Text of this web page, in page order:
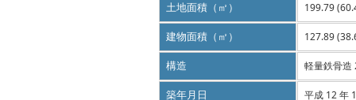
土地面積（㎡） 199.79
建物面積（㎡） 127.89
構造 軽量鉄骨
築年月日 平成 12 年